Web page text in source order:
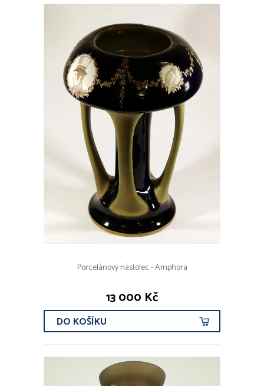
Porcelánový nástolec - Amphora
13 000 Kč
DO KOŠÍKU